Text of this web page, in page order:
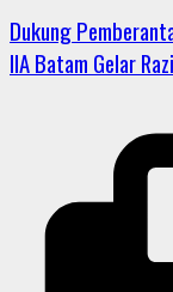
Dukung
IIA Batam Gelar